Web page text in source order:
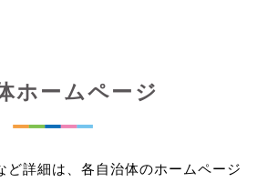
ホームページ
ど詳細は、各自治体のホームページ